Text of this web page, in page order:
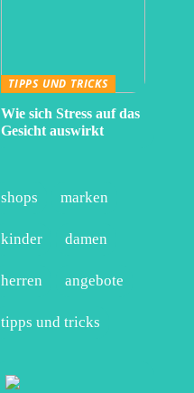
TIPPS UND TRICKS
Wie sich Stress auf das
Gesicht auswirkt
shops marken
kinder damen
herren angebote
tipps und tricks